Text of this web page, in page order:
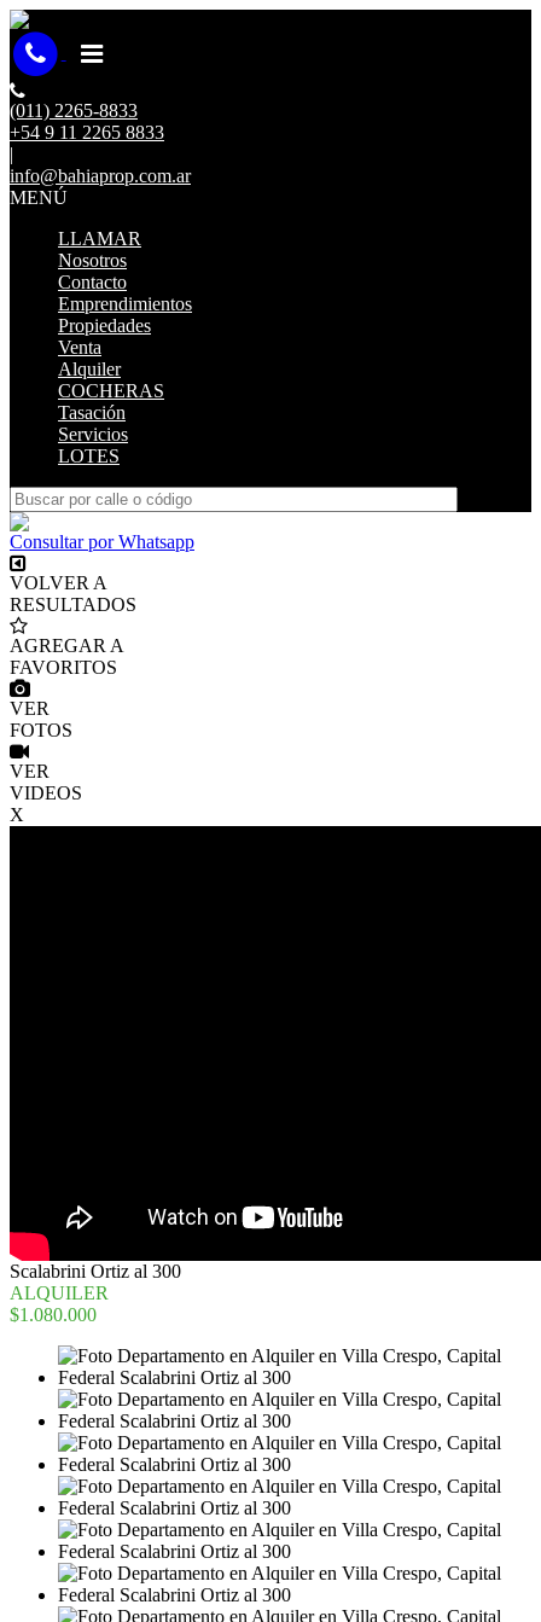
(011) 2265-8833
+54 9 11 2265 8833
|
info@bahiaprop.com.ar
MENÚ
LLAMAR
Nosotros
Contacto
Emprendimientos
Propiedades
Venta
Alquiler
COCHERAS
Tasación
Servicios
LOTES
Consultar por Whatsapp
VOLVER A
RESULTADOS
AGREGAR A
FAVORITOS
VER
FOTOS
VER
VIDEOS
X
Scalabrini Ortiz al 300
ALQUILER
$1.080.000